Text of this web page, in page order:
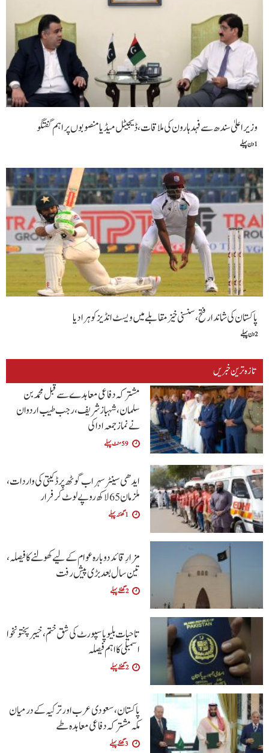
وزیراعلیٰ سندھ سے فہد ہارون کی ملاقات، ڈیجیٹل میڈیا منصوبوں پر اہم گفتگو
1 دن پہلے
پاکستان کی شاندار فتح،سنسنی خیز مقابلے میں ویسٹ انڈیز کو ہرا دیا
2 دن پہلے
تازہ ترین خبریں
مشترکہ دفاعی معاہدے سے قبل محمد بن
سلمان، شہباز شریف ، رجب طیب اردوان
نے نماز جمعہ ادا کی
59 منٹ پہلے
ایدھی سینٹر سہراب گوٹھ پر ڈکیتی کی واردات،
ملزمان 65 لاکھ روپے لوٹ کر فرار
1 گھنٹہ پہلے
مزارِ قائد دوبارہ عوام کے لیے کھولنے کا فیصلہ،
تین سال بعد بڑی پیش رفت
2 گھنٹے پہلے
تاحیات بلیو پاسپورٹ کی شق ختم، خیبر پختونخوا
اسمبلی کا اہم فیصلہ
2 گھنٹے پہلے
پاکستان، سعودی عرب اور ترکیہ کے درمیان
مکہ مشترکہ دفاعی معاہدہ طے
3 گھنٹے پہلے